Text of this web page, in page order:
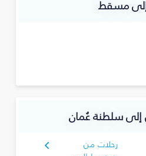
مسقط
إلى سلطنة عُمان
رحلات من